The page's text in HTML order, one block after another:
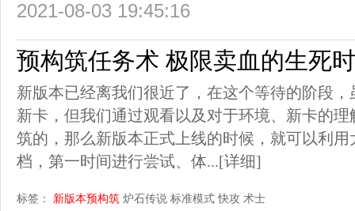
2021-08-03 19:45:16
预构筑任务术 极限卖血的生死
新版本已经离我们很近了，在这个等待的阶段
新卡，但我们通过观看以及对于环境、新卡的
筑的，那么新版本正式上线的时候，就可以利
档，第一时间进行尝试、体...[详细]
标签： 新版本预构筑 炉石传说 标准模式 快攻 术士